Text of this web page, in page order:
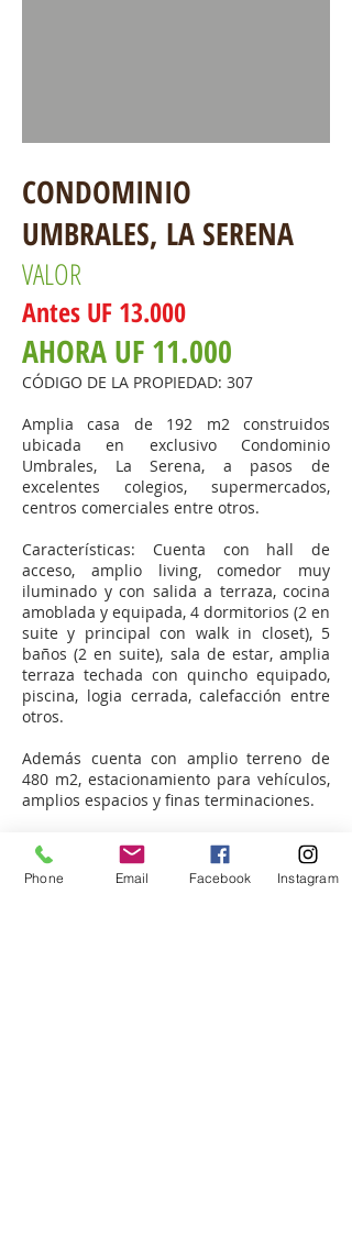
CONDOMINIO
UMBRALES, LA SERENA
VALOR
Antes UF 13.000
AHORA UF 11.000
CÓDIGO DE LA PROPIEDAD: 307
Amplia casa de 192 m2 construidos
ubicada en exclusivo Condominio
Umbrales, La Serena, a pasos de
excelentes colegios, supermercados,
centros comerciales entre otros.
Características: Cuenta con hall de
acceso, amplio living, comedor muy
iluminado y con salida a terraza, cocina
amoblada y equipada, 4 dormitorios (2 en
suite y principal con walk in closet), 5
baños (2 en suite), sala de estar, amplia
terraza techada con quincho equipado,
piscina, logia cerrada, calefacción entre
otros.
Además cuenta con amplio terreno de
480 m2, estacionamiento para vehículos,
amplios espacios y finas terminaciones.
El Condominio cuenta con acceso
controlado, seguridad las 24 hrs, juegos
infantiles, areas verdes, excelente
Phone Email Facebook Instagram